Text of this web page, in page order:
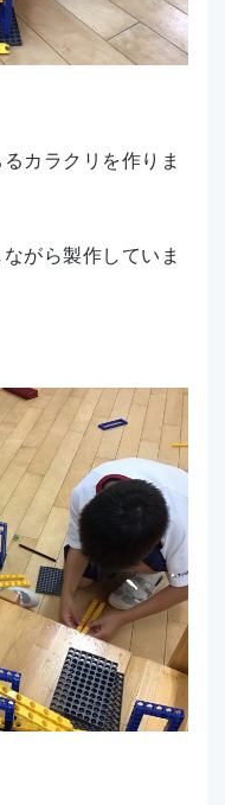
カラクリを作りま
がら製作していま